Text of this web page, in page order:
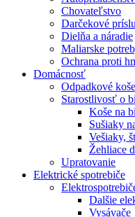
Chovateľstvo
Darčekové
Dielňa a náradie
Maliarske
Ochrana proti
Domácnosť
Odpadkové koše
Starostlivosť o
Koše na
Sušiaky
Vešiaky,
Žehliace
Upratovanie
Elektrické spotrebiče
Dalšie
Vysávače